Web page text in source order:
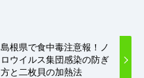
島根県で食中毒注意報！ノ
ロウイルス集団感染の防ぎ
方と二枚貝の加熱法